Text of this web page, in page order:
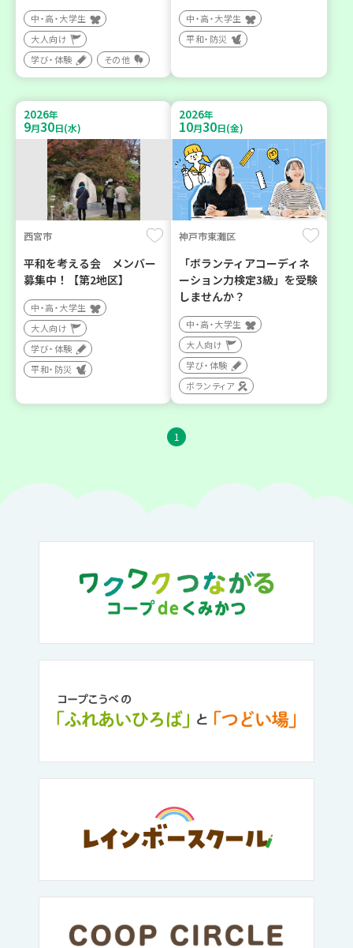
中・高・大学生
大人向け
学び・体験
その他
中・高・大学生
平和・防災
2026年
9月30日(水)
西宮市
平和を考える会 メンバー
募集中！【第2地区】
中・高・大学生
大人向け
学び・体験
平和・防災
2026年
10月30日(金)
神戸市東灘区
「ボランティアコーディネ
ーション力検定3級」を受験
しませんか？
中・高・大学生
大人向け
学び・体験
ボランティア
1